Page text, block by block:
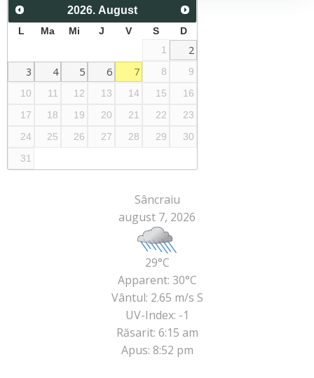
2026. August
L Ma Mi J V S
D
1
2
3
4 5 6 7 8
9
10
11 12 13 14 15
16
17
18 19 20 21 22
23
24
25 26 27 28 29
30
31
Sâncraiu
august 7, 2026
29°C
Apparent: 30°C
Vântul: 2.65 m/s S
UV-Index: -1
Răsarit: 6:15 am
Apus: 8:52 pm